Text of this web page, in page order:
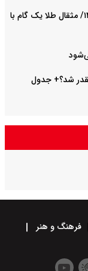
پیش‌ بینی قیمت طلا و سکه پنجشنبه ۱۵ مرداد ۱۴۰۵/ مثقال طلا یک گام با
فرهنگ و هنر